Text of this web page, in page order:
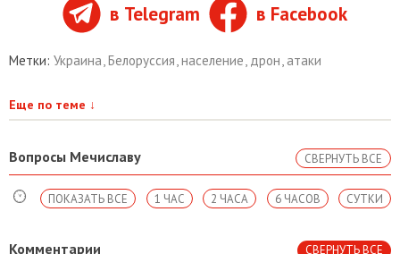
в Telegram в Facebook
Метки: Украина,Белоруссия,население, дрон, атаки
Еще по теме ↓
Вопросы Мечиславу СВЕРНУТЬ ВСЕ
СУТКИ
6 ЧАСОВ
2 ЧАСА
1 ЧАС
ПОКАЗАТЬ ВСЕ
Комментарии СВЕРНУТЬ ВСЕ